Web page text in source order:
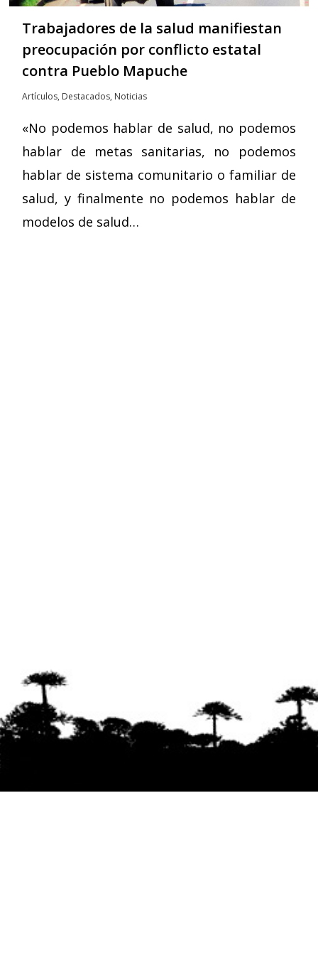
Trabajadores de la salud manifiestan
preocupación por conflicto estatal
contra Pueblo Mapuche
Artículos, Destacados, Noticias
«No podemos hablar de salud, no podemos
hablar de metas sanitarias, no podemos
hablar de sistema comunitario o familiar de
salud, y finalmente no podemos hablar de
modelos de salud…